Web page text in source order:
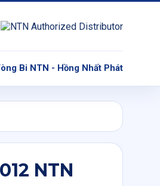
Bi NTN - Hồng Nhất Phát
NTN